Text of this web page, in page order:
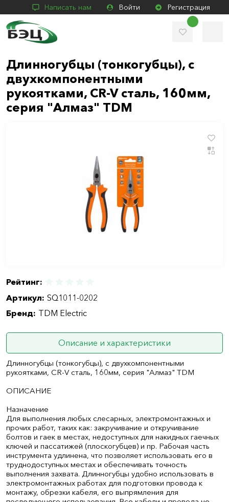
Написать нам Войти Регистрация
Длинногубцы (тонкогубцы), с
двухкомпонентными
рукоятками, CR-V сталь, 160мм,
серия "Алмаз" TDM
Рейтинг:
Артикул: SQ1011-0202
Бренд: TDM Electric
Описание и характеристики
Длинногубцы (тонкогубцы), с двухкомпонентными
рукоятками, CR-V сталь, 160мм, серия "Алмаз" TDM
ОПИСАНИЕ
Назначение
Для выполнения любых слесарных, электромонтажных и
прочих работ, таких как: закручивание и откручивание
болтов и гаек в местах, недоступных для накидных гаечных
ключей и пассатижей (плоскогубцев) и пр. Рабочая часть
инструмента удлинена, что позволяет использовать его в
труднодоступных местах и обеспечивать точность
выполнения захвата. Длинногубцы удобно использовать в
электромонтажных работах для подготовки провода к
монтажу, обрезки кабеля, его выпрямления для